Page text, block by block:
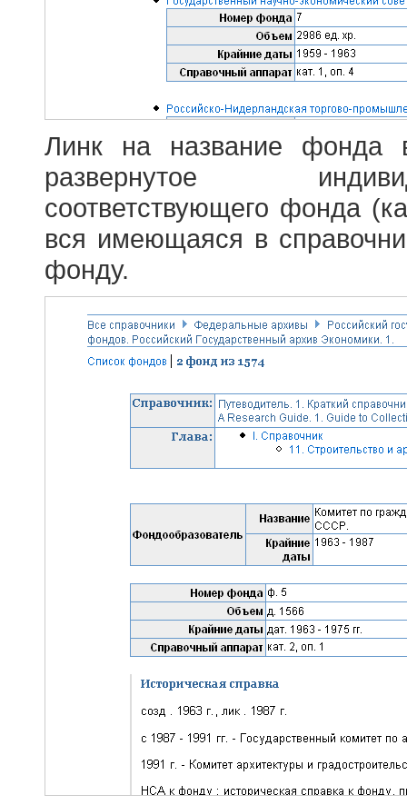
Линк на название фонда
развернутое
соответствующего фонда
вся имеющаяся в
фонду.